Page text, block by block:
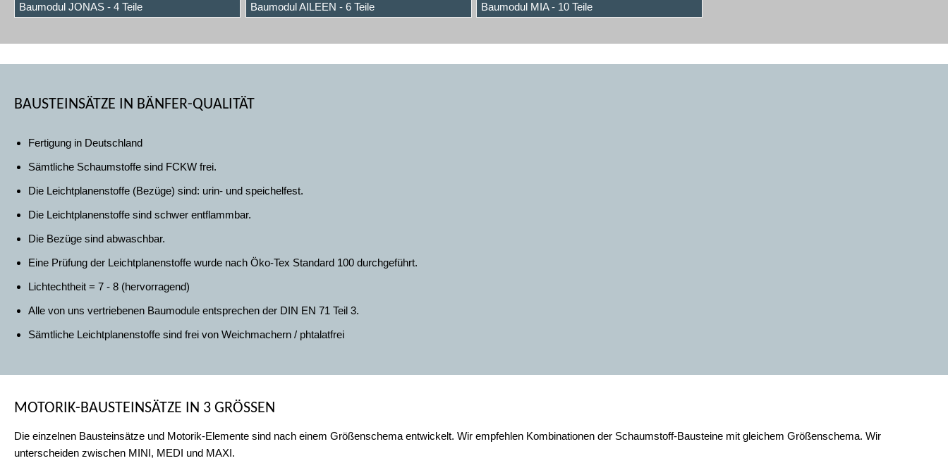
Baumodul JONAS - 4 Teile Baumodul AILEEN - 6 Teile Baumodul MIA - 10 Teile
BAUSTEINSÄTZE IN BÄNFER-QUALITÄT
Fertigung in Deutschland
Sämtliche Schaumstoffe sind FCKW frei.
Die Leichtplanenstoffe (Bezüge) sind: urin- und speichelfest.
Die Leichtplanenstoffe sind schwer entflammbar.
Die Bezüge sind abwaschbar.
Eine Prüfung der Leichtplanenstoffe wurde nach Öko-Tex Standard 100 durchgeführt.
Lichtechtheit = 7 - 8 (hervorragend)
Alle von uns vertriebenen Baumodule entsprechen der DIN EN 71 Teil 3.
Sämtliche Leichtplanenstoffe sind frei von Weichmachern / phtalatfrei
MOTORIK-BAUSTEINSÄTZE IN 3 GRÖSSEN
Die einzelnen Bausteinsätze und Motorik-Elemente sind nach einem Größenschema entwickelt. Wir empfehlen Kombinationen der Schaumstoff-Bausteine mit gleichem Größenschema. Wir
unterscheiden zwischen MINI, MEDI und MAXI.